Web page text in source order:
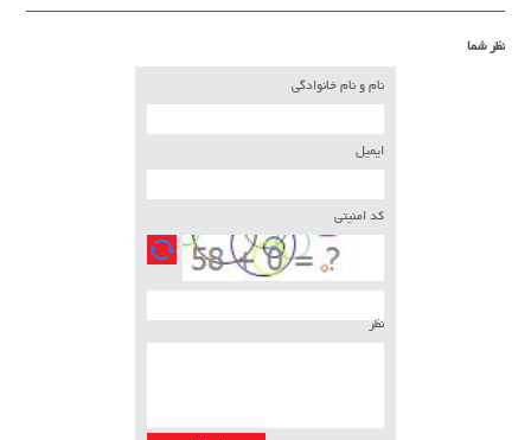
نظر شما
نام و نام خانوادگی
ایمیل
کد امنیتی
نظر